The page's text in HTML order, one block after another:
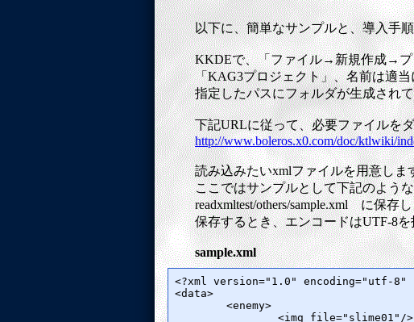
以下に、簡単なサンプルと、導入手
KKDEで、「ファイル→新規作成→プ
「KAG3プロジェクト」、名前は適当
指定したパスにフォルダが生成され
下記URLに従って、必要ファイルを
http://www.boleros.x0.com/doc/ktlwiki/
読み込みたいxmlファイルを用意しま
ここではサンプルとして下記のよう
readxmltest/others/sample.xml に保存
保存するとき、エンコードはUTF-8
sample.xml
<?xml version="1.0" encoding="utf-8"
<data>